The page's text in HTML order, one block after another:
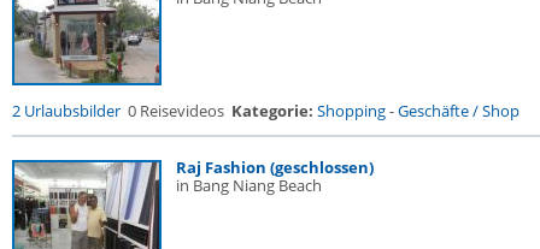
2 Urlaubsbilder 0 Reisevideos Kategorie: Shopping-Geschäfte / Shop
Raj Fashion (geschlossen)
in Bang Niang Beach